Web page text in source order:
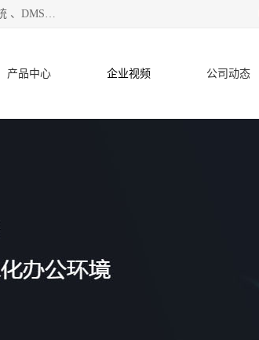
天津迈讯科智能技术有限公司主要从事：MES制造执行系统、锐益生产云工单、WMS仓库管理系统、ANDON安灯系统 、DMS设备管理系统、电气设备健康监测系统、工厂可视化管理、数字化车间；公司是一家专注于企业及制造业信息化、智能化的信息系统集成解决方案提供商的高新技术企业。为企业提供全套的软硬件信息系统集成及安装部署服务。
产品中心 企业视频 公司动态